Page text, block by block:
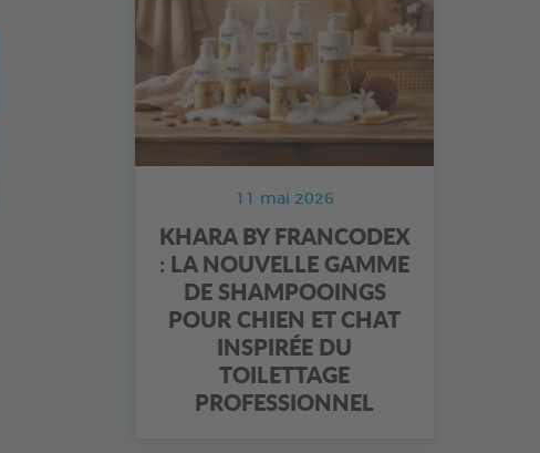
11 mai 2026
KHARA BY FRANCODEX
: LA NOUVELLE GAMME
DE SHAMPOOINGS
POUR CHIEN ET CHAT
INSPIRÉE DU
TOILETTAGE
PROFESSIONNEL